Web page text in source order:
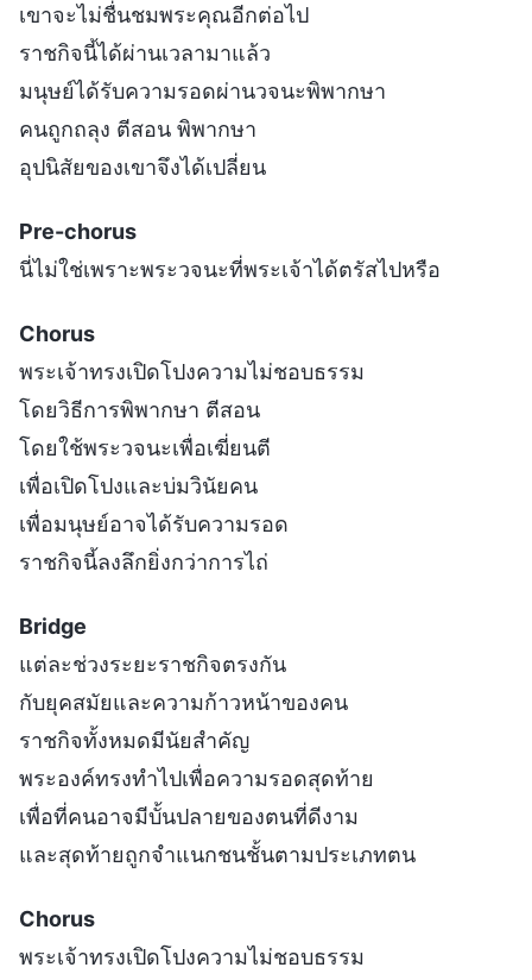
เขาจะไม่ชื่นชมพระคุณอีกต่อไป
ราชกิจนี้ได้ผ่านเวลามาแล้ว
มนุษย์ได้รับความรอดผ่านวจนะพิพากษา
คนถูกถลุง ตีสอน พิพากษา
อุปนิสัยของเขาจึงได้เปลี่ยน
Pre-chorus
นี่ไม่ใช่เพราะพระวจนะที่พระเจ้าได้ตรัสไปหรือ
Chorus
พระเจ้าทรงเปิดโปงความไม่ชอบธรรม
โดยวิธีการพิพากษา ตีสอน
โดยใช้พระวจนะเพื่อเฆี่ยนตี
เพื่อเปิดโปงและบ่มวินัยคน
เพื่อมนุษย์อาจได้รับความรอด
ราชกิจนี้ลงลึกยิ่งกว่าการไถ่
Bridge
แต่ละช่วงระยะราชกิจตรงกัน
กับยุคสมัยและความก้าวหน้าของคน
ราชกิจทั้งหมดมีนัยสำคัญ
พระองค์ทรงทำไปเพื่อความรอดสุดท้าย
เพื่อที่คนอาจมีบั้นปลายของตนที่ดีงาม
และสุดท้ายถูกจำแนกชนชั้นตามประเภทตน
Chorus
พระเจ้าทรงเปิดโปงความไม่ชอบธรรม